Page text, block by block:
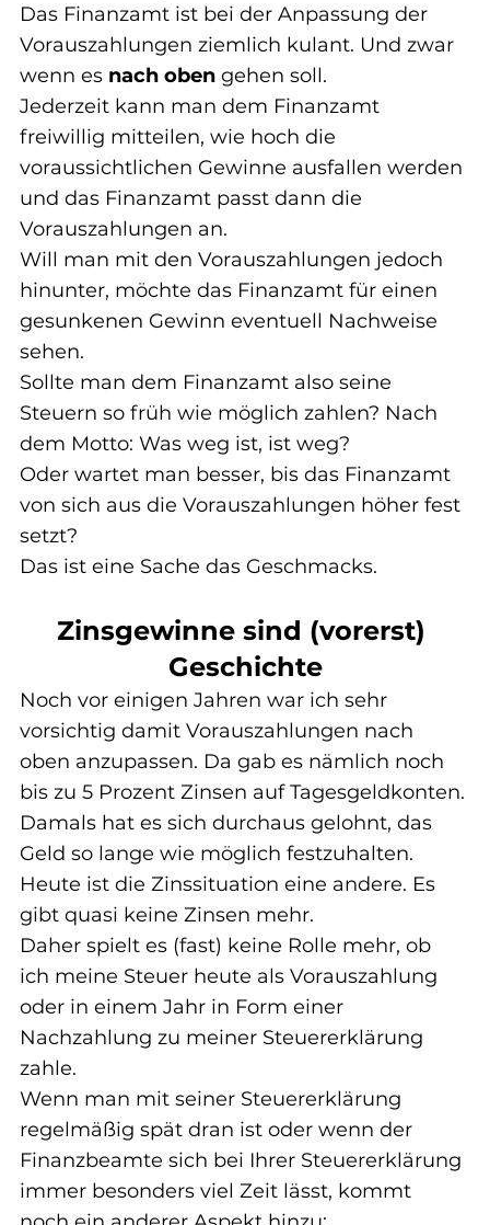
Das Finanzamt ist bei der Anpassung der
Vorauszahlungen ziemlich kulant. Und zwar
wenn es nach oben gehen soll.
Jederzeit kann man dem Finanzamt
freiwillig mitteilen, wie hoch die
voraussichtlichen Gewinne ausfallen werden
und das Finanzamt passt dann die
Vorauszahlungen an.
Will man mit den Vorauszahlungen jedoch
hinunter, möchte das Finanzamt für einen
gesunkenen Gewinn eventuell Nachweise
sehen.
Sollte man dem Finanzamt also seine
Steuern so früh wie möglich zahlen? Nach
dem Motto: Was weg ist, ist weg?
Oder wartet man besser, bis das Finanzamt
von sich aus die Vorauszahlungen höher fest
setzt?
Das ist eine Sache das Geschmacks.
Zinsgewinne sind (vorerst)
Geschichte
Noch vor einigen Jahren war ich sehr
vorsichtig damit Vorauszahlungen nach
oben anzupassen. Da gab es nämlich noch
bis zu 5 Prozent Zinsen auf Tagesgeldkonten.
Damals hat es sich durchaus gelohnt, das
Geld so lange wie möglich festzuhalten.
Heute ist die Zinssituation eine andere. Es
gibt quasi keine Zinsen mehr.
Daher spielt es (fast) keine Rolle mehr, ob
ich meine Steuer heute als Vorauszahlung
oder in einem Jahr in Form einer
Nachzahlung zu meiner Steuererklärung
zahle.
Wenn man mit seiner Steuererklärung
regelmäßig spät dran ist oder wenn der
Finanzbeamte sich bei Ihrer Steuererklärung
immer besonders viel Zeit lässt, kommt